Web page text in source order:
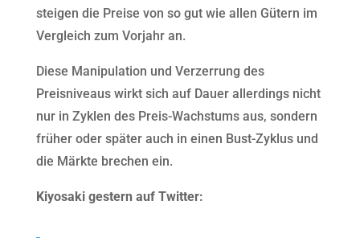
steigen die Preise von so gut wie allen Gütern im
Vergleich zum Vorjahr an.
Diese Manipulation und Verzerrung des
Preisniveaus wirkt sich auf Dauer allerdings nicht
nur in Zyklen des Preis-Wachstums aus, sondern
früher oder später auch in einen Bust-Zyklus und
die Märkte brechen ein.
Kiyosaki gestern auf Twitter: